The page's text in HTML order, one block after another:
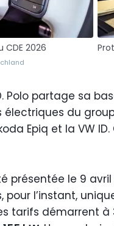
CDE 2026
Polo partage sa
électriques du
Epiq et la VW
présentée le 9
l’instant,
tarifs démarrent à